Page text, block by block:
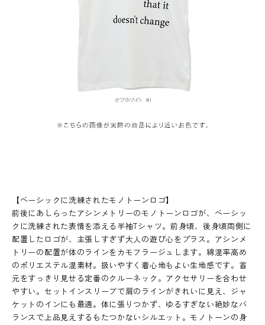
【ベーシックに洗練されたモノトーンロゴ】
前後にあしらったアシンメトリーのモノトーンロゴが、ベーシッ
クに洗練された表情を添える半袖Tシャツ。前身頃、後身頃両側に
配置したロゴが、主張しすぎず大人の遊び心をプラス。アシンメ
トリーの配置が体のラインをカモフラージュします。綿混率高め
のポリエステル混素材。扱いやすく着心地もよい生地感です。首
元をすっきり見せる定番のクルーネック。アクセサリーを合わせ
やすい。セットインスリーブで肩のラインがきれいに見え、ジャ
ケットのインにも最適。体に張りつかず、ゆるすぎない絶妙なバ
ランスで上品見えするもたつかないシルエット。モノトーンの身